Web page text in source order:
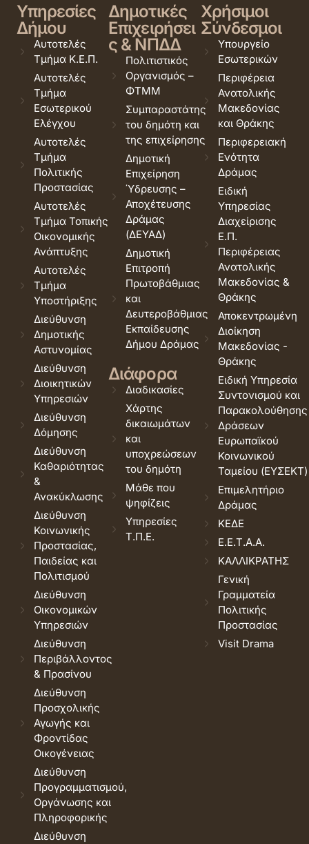
Υπηρεσίες
Δήμου
Αυτοτελές
Τμήμα Κ.Ε.Π.
Αυτοτελές
Τμήμα
Εσωτερικού
Ελέγχου
Αυτοτελές
Τμήμα
Πολιτικής
Προστασίας
Αυτοτελές
Τμήμα Τοπικής
Οικονομικής
Ανάπτυξης
Αυτοτελές
Τμήμα
Υποστήριξης
Διεύθυνση
Δημοτικής
Αστυνομίας
Διεύθυνση
Διοικητικών
Υπηρεσιών
Διεύθυνση
Δόμησης
Διεύθυνση
Καθαριότητας
&
Ανακύκλωσης
Διεύθυνση
Κοινωνικής
Προστασίας,
Παιδείας και
Πολιτισμού
Διεύθυνση
Οικονομικών
Υπηρεσιών
Διεύθυνση
Περιβάλλοντος
& Πρασίνου
Διεύθυνση
Προσχολικής
Αγωγής και
Φροντίδας
Οικογένειας
Διεύθυνση
Προγραμματισμού,
Οργάνωσης και
Πληροφορικής
Διεύθυνση
Δημοτικές
Επιχειρήσει
ς & ΝΠΔΔ
Πολιτιστικός
Οργανισμός –
ΦΤΜΜ
Συμπαραστάτης
του δημότη και
της επιχείρησης
Δημοτική
Επιχείρηση
Ύδρευσης –
Αποχέτευσης
Δράμας
(ΔΕΥΑΔ)
Δημοτική
Επιτροπή
Πρωτοβάθμιας
και
Δευτεροβάθμιας
Εκπαίδευσης
Δήμου Δράμας
Διάφορα
Διαδικασίες
Χάρτης
δικαιωμάτων
και
υποχρεώσεων
του δημότη
Μάθε που
ψηφίζεις
Υπηρεσίες
Τ.Π.Ε.
Χρήσιμοι
Σύνδεσμοι
Υπουργείο
Εσωτερικών
Περιφέρεια
Ανατολικής
Μακεδονίας
και Θράκης
Περιφερειακή
Ενότητα
Δράμας
Ειδική
Υπηρεσίας
Διαχείρισης
Ε.Π.
Περιφέρειας
Ανατολικής
Μακεδονίας &
Θράκης
Αποκεντρωμένη
Διοίκηση
Μακεδονίας -
Θράκης
Ειδική Υπηρεσία
Συντονισμού και
Παρακολούθησης
Δράσεων
Ευρωπαϊκού
Κοινωνικού
Ταμείου (ΕΥΣΕΚΤ)
Επιμελητήριο
Δράμας
ΚΕΔΕ
Ε.Ε.Τ.Α.Α.
ΚΑΛΛΙΚΡΑΤΗΣ
Γενική
Γραμματεία
Πολιτικής
Προστασίας
Visit Drama